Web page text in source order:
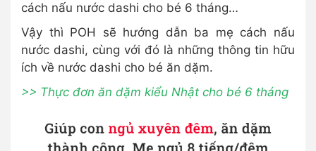
cách nấu nước dashi cho bé 6 tháng…
Vậy thì POH sẽ hướng dẫn ba mẹ cách nấu
nước dashi, cùng với đó là những thông tin hữu
ích về nước dashi cho bé ăn dặm.
>> Thực đơn ăn dặm kiểu Nhật cho bé 6 tháng